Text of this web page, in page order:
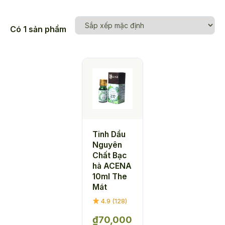
Có 1 sản phẩm
Tinh Dầu
Nguyên
Chất Bạc
hà ACENA
10ml The
Mát
4.9 (128)
₫70,000